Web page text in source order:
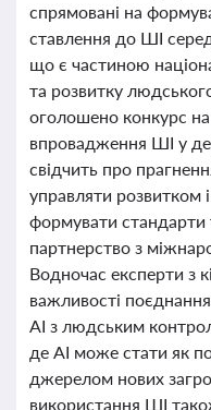
спрямовані на
ставлення до ШІ серед
що є частиною
та розвитку
оголошено конкурс на
впровадження ШІ у
свідчить про
управляти розвитком
формувати стандарти
партнерство з
Водночас експерти з
важливості
AI з людським
де AI може стати як
джерелом нових
використання ШІ